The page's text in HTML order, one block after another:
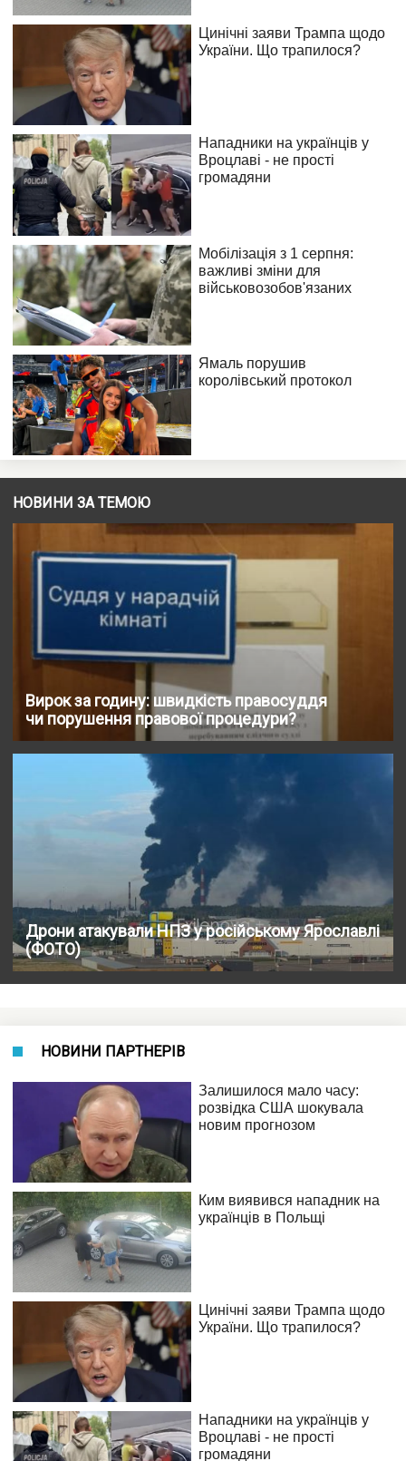
НОВИНИ ЗА ТЕМОЮ
Вирок за годину: швидкість правосуддя
чи порушення правової процедури?
Дрони атакували НПЗ у російському Ярославлі
(ФОТО)
НОВИНИ ПАРТНЕРІВ